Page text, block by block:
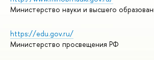
Министерство науки и высшего
https://edu.gov.ru/
Министерство просвещения РФ